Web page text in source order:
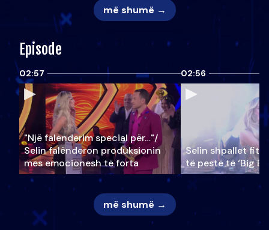
më shumë →
Episode
02:57
"Një falenderim special për…"/
Selin falënderon produksionin
mes emocionesh të forta
02:56
Selin shpallet
të pestë të ‘Big
më shumë →